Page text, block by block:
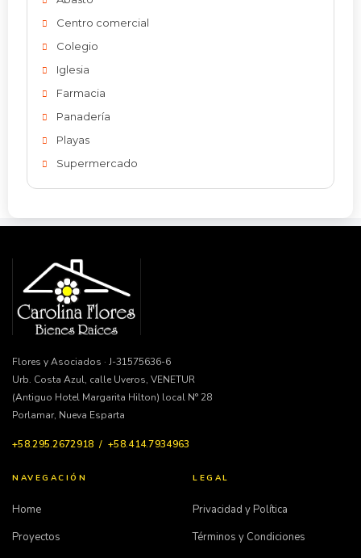
Centro comercial
Colegio
Iglesia
Farmacia
Panadería
Playas
Supermercado
Flores y Asociados · J-31575636-6
Urb. Costa Azul, calle Uveros, VENETUR
(Antiguo Hotel Margarita Hilton) local N° 28
Porlamar, Nueva Esparta
+58.295.2672918 / +58.414.7934963
NAVEGACIÓN
Home
Proyectos
LEGAL
Privacidad y Política
Términos y Condiciones